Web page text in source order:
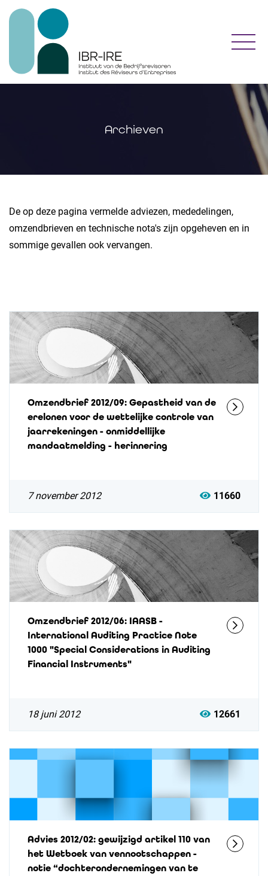
Archieven
​De op deze pagina vermelde adviezen, mededelingen,
omzendbrieven en technische nota's zijn opgeheven en in
sommige gevallen ook vervangen.
Omzendbrief 2012/09: Gepastheid van de
erelonen voor de wettelijke controle van
jaarrekeningen - onmiddellijke
mandaatmelding - herinnering
7 november 2012 11660
Omzendbrief 2012/06: IAASB -
International Auditing Practice Note
1000 "Special Considerations in Auditing
Financial Instruments"
18 juni 2012 12661
Advies 2012/02: gewijzigd artikel 110 van
het Wetboek van vennootschappen -
notie “dochterondernemingen van te